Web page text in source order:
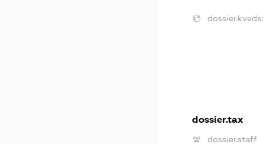
dossier.kveds:
dossier.tax
dossier.staff